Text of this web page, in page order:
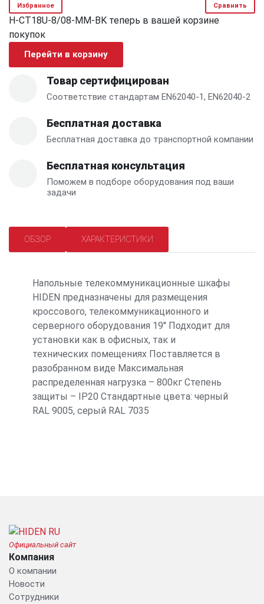
Избранное Сравнить
H-CT18U-8/08-MM-BK теперь в вашей корзине
покупок
Перейти в корзину
Товар сертифицирован
Соответствие стандартам EN62040-1, EN62040-2
Бесплатная доставка
Бесплатная доставка до транспортной компании
Бесплатная консультация
Поможем в подборе оборудования под ваши
задачи
ОБЗОР ХАРАКТЕРИСТИКИ
Напольные телекоммуникационные шкафы
HIDEN предназначены для размещения
кроссового, телекоммуникационного и
серверного оборудования 19'' Подходит для
установки как в офисных, так и
технических помещениях Поставляется в
разобранном виде Максимальная
распределенная нагрузка – 800кг Степень
защиты – IP20 Стандартные цвета: черный
RAL 9005, серый RAL 7035
Официальный сайт
Компания
О компании
Новости
Сотрудники